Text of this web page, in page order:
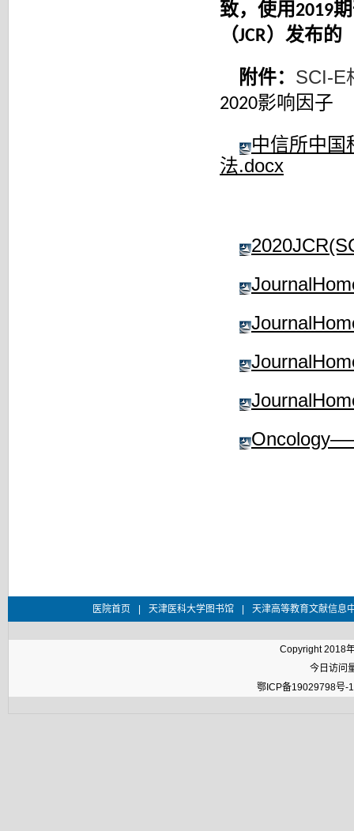
致，使用2019
（JCR）发布的
附件： SCI-E
2020影响因子
中信所中国
法.docx
医院首页 天津医科大学图书馆 天津高等教育文献信息
Copyright 2018
今日访问
鄂ICP备19029798号-